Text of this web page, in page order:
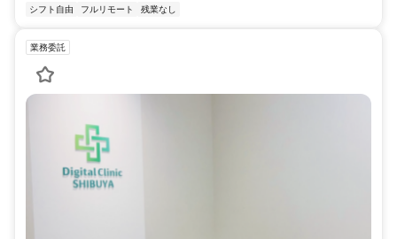
シフト自由 フルリモート 残業なし
業務委託